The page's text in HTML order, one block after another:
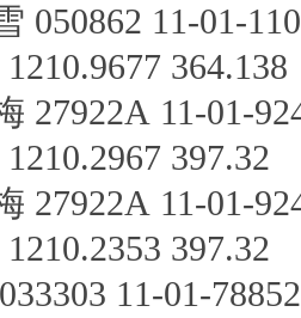
050862 11-01-
364.138
27922A 11-01-
397.32
27922A 11-01-
397.32
11-01-